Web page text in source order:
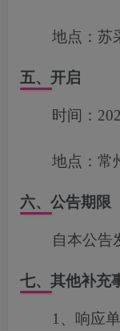
地点： 苏
五、开启
时间：
地点： 常
六、公告期限
自本公告
七、其他补充
1、响应